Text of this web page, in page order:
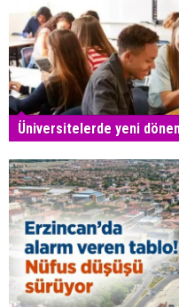
Üniversitelerde yeni